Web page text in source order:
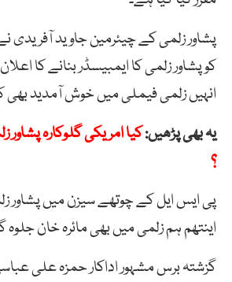
پشاور زلمی کے چیئرمین جاوید آفریدی نے
کو پشاور زلمی کا ایمبیسڈر بنانے کا
انہیں زلمی فیملی میں خوش آمدید بھی
یہ بھی پڑھیں:کیا امریکی گلوکارہ پشاور
؟
پی ایس ایل کے چوتھے سیزن میں پشاور
اینتھم ہم زلمی میں بھی مائرہ خان جلوہ
گزشتہ برس مشہور اداکار حمزہ علی